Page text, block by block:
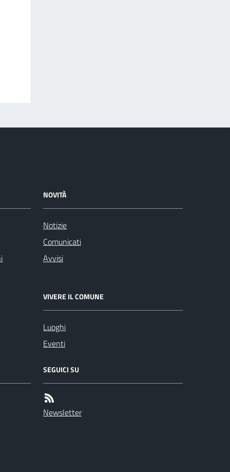
NOVITÀ
Notizie
Comunicati
Avvisi
VIVERE IL COMUNE
Luoghi
Eventi
SEGUICI SU
Newsletter